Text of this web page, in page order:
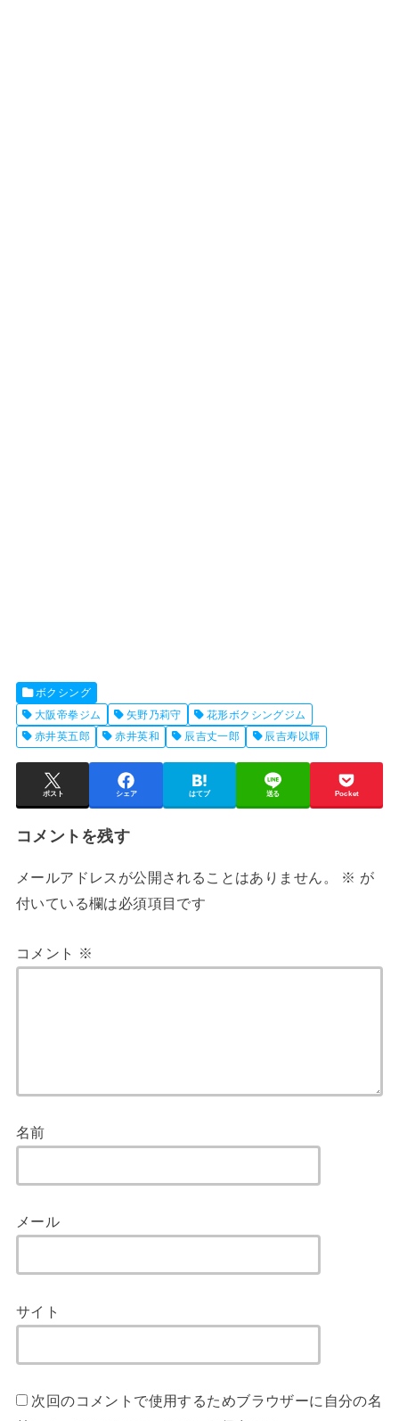
ボクシング
大阪帝拳ジム
矢野乃莉守
花形ボクシングジム
赤井英五郎
赤井英和 辰吉丈一郎 辰吉寿以輝
ポスト シェア はてブ 送る Pocket
コメントを残す
メールアドレスが公開されることはありません。 ※ が
付いている欄は必須項目です
コメント ※
名前
メール
サイト
次回のコメントで使用するためブラウザーに自分の名